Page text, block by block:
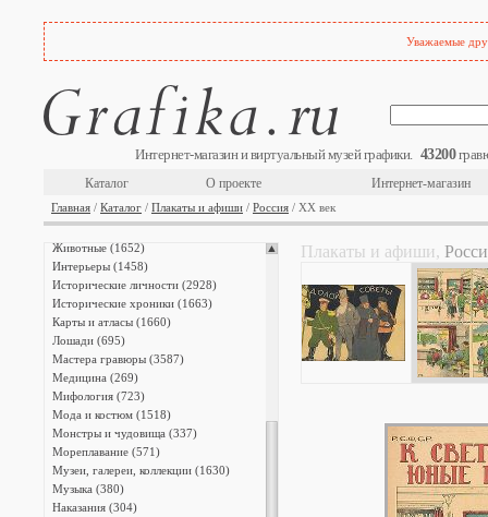
Уважаемые
Интернет-магазин и виртуальный музей графики. 43200
Каталог О проекте Интернет-магазин
Главная / Каталог / Плакаты и афиши / Россия / XX век
Аллегории (403)
Военная форма (4407)
Военное дело (1934)
Войны (4081)
Города мира (5239)
Детская комната (2136)
Еда и алкоголь (302)
Жанровые сцены (910)
Животные (1652)
Интерьеры (1458)
Исторические личности (2928)
Исторические хроники (1663)
Карты и атласы (1660)
Лошади (695)
Мастера гравюры (3587)
Медицина (269)
Мифология (723)
Мода и костюм (1518)
Монстры и чудовища (337)
Мореплавание (571)
Музеи, галереи, коллекции (1630)
Музыка (380)
Наказания (304)
Плакаты и афиши,